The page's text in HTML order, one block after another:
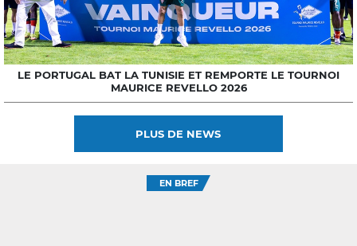
LE PORTUGAL BAT LA TUNISIE ET REMPORTE LE TOURNOI
MAURICE REVELLO 2026
PLUS DE NEWS
EN BREF